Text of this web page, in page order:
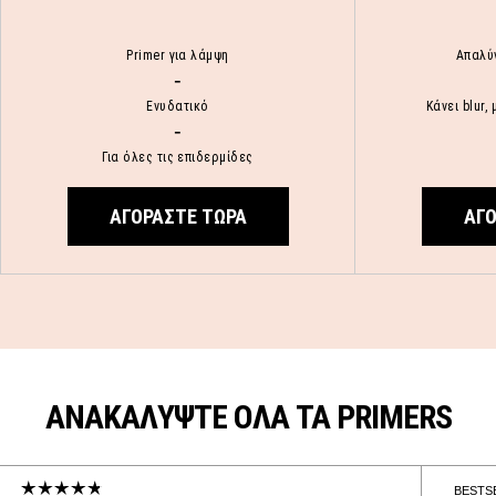
Primer για λάμψη
-
Ενυδατικό
-
Για όλες τις επιδερμίδες
ΑΓΟΡΑΣΤΕ ΤΩΡΑ
Κάνει blur,
ΑΝΑΚΑΛΥΨΤΕ ΟΛΑ ΤΑ PRIMERS